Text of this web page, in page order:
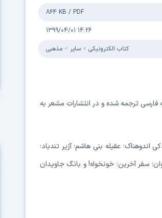
864 KB / PDF
1399/04/01 14:26
كتاب الكترونیکی سایر مذهبی
ترجمه شده و در انتشارات مشعر به
عقیله بنی هاشم؛ آژیر تندباد؛
سفر آخرین؛ خونخواه! و بانگ جاویدان